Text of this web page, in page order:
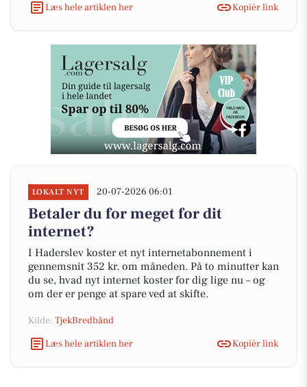
Læs hele artiklen her
Kopiér link
LOKALT NYT 20-07-2026 06:01
Betaler du for meget for dit
internet?
I Haderslev koster et nyt internetabonnement i
gennemsnit 352 kr. om måneden. På to minutter kan
du se, hvad nyt internet koster for dig lige nu – og
om der er penge at spare ved at skifte.
Kilde: TjekBredbånd
Læs hele artiklen her
Kopiér link